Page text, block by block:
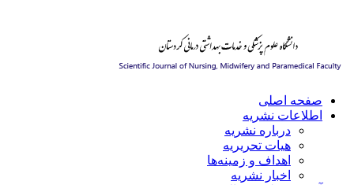
صفحه اصلی
اطلاعات نشریه
درباره نشریه
هیات تحریریه
اهداف و زمینه‌ها
اخبار نشریه